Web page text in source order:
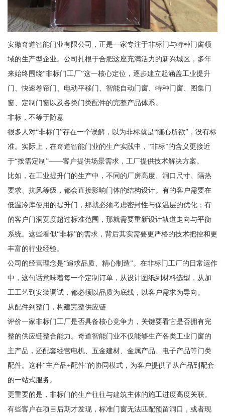
安徽奇道智能门业有限公司，正是一家专注于非标门与特种门窗领
域的生产型企业。公司扎根于合肥这座充满活力的新兴城区，多年
来始终围绕“非标门工厂”这一核心定位，逐步建立起涵盖工业提升
门、快速卷帘门、电动平移门、智能自动门窗、特种门窗、图集门
窗、定制门窗以及各类门类配件的完整产品体系。
非标，不等于随意
很多人对“非标门”存在一个误解，以为非标就是“随心所欲”，没有标
准。实际上，在奇道智能门业的生产实践中，“非标”的含义更接近
于“按需定制”——客户提供场景需求，工厂提供技术解决方案。
比如，在工业提升门的生产中，不同的厂房高度、洞口尺寸、隔热
要求、抗风等级，都会直接影响门体的结构设计。有的客户需要在
低温冷库使用的提升门，那就必须考虑密封性与保温层的优化；有
的客户门洞宽度超过标准范围，那就需要重新设计轨道走向与平衡
系统。这些看似“非标”的需求，背后其实需要更严格的技术把控和更
丰富的行业经验。
公司的经营理念是“追求品质、精心制造”。在非标门工厂的日常运作
中，这句话意味着每一个定制订单，从设计图纸到材料选型，从加
工工艺到安装调试，都必须以品质为底线，以客户需求为导向。
从配件到整门，构建完整供应链
评价一家非标门工厂是否具备核心竞争力，关键要看它是否拥有完
整的供应链整合能力。奇道智能门业不仅能够生产各类工业门窗的
主产品，还配套经营电机、五金建材、金属产品、电子产品等门类
配件。这种“主产品+配件”的协同模式，为客户提供了从产品到配套
的一站式服务。
更重要的是，非标门的生产往往与建筑主体的施工进度高度关联。
有些客户在项目后期才发现，标准门窗无法匹配预留洞口，或者现